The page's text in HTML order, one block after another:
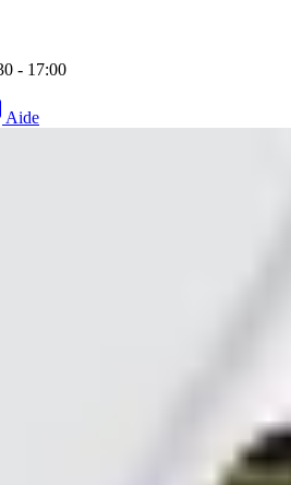
- 17:00
Aide